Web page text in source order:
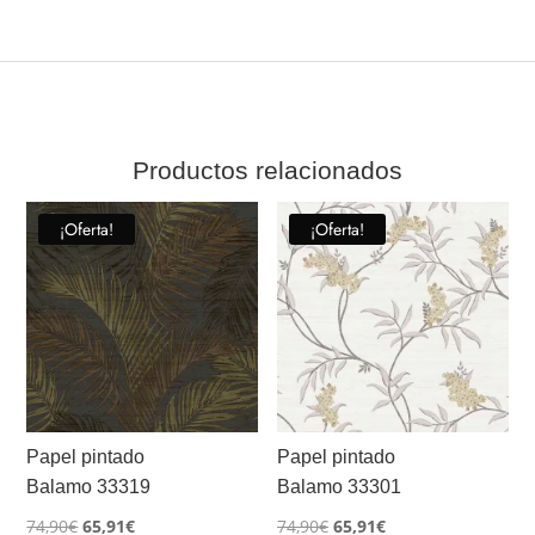
Productos relacionados
¡Oferta!
Papel pintado
Balamo 33319
74,90€El
65,91€El
¡Oferta!
Papel pintado
Balamo 33301
74,90€ El
65,91€El